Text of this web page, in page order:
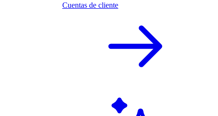
Cuentas de cliente